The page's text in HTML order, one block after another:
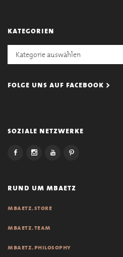
kategorien
Kategorien
folge uns auf facebook >
soziale netzwerke
rund um mbaetz
mbaetz.store
mbaetz.team
mbaetz.philosophy